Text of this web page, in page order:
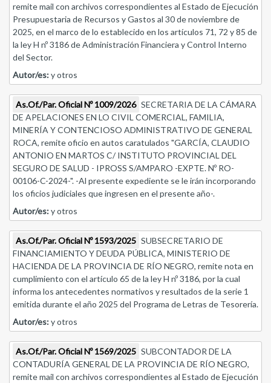
remite mail con archivos correspondientes al Estado de Ejecución
Presupuestaria de Recursos y Gastos al 30 de noviembre de
2025, en el marco de lo establecido en los artículos 71, 72 y 85 de
la ley H nº 3186 de Administración Financiera y Control Interno
del Sector.
Autor/es:y otros
As.Of./Par. Oficial Nº 1009/2026 SECRETARIA DE LA CÁMARA
DE APELACIONES EN LO CIVIL COMERCIAL, FAMILIA,
MINERÍA Y CONTENCIOSO ADMINISTRATIVO DE GENERAL
ROCA, remite oficio en autos caratulados "GARCÍA, CLAUDIO
ANTONIO EN MARTOS C/ INSTITUTO PROVINCIAL DEL
SEGURO DE SALUD - IPROSS S/AMPARO -EXPTE. Nº RO-
00106-C-2024-". -Al presente expediente se le irán incorporando
los oficios judiciales que ingresen en el presente año-.
Autor/es:y otros
As.Of./Par. Oficial Nº 1593/2025 SUBSECRETARIO DE
FINANCIAMIENTO Y DEUDA PÚBLICA, MINISTERIO DE
HACIENDA DE LA PROVINCIA DE RÍO NEGRO, remite nota en
cumplimiento con el artículo 65 de la ley H nº 3186, por la cual
informa los antecedentes normativos y resultados de la serie 1
emitida durante el año 2025 del Programa de Letras de Tesorería.
Autor/es:y otros
As.Of./Par. Oficial Nº 1569/2025 SUBCONTADOR DE LA
CONTADURÍA GENERAL DE LA PROVINCIA DE RÍO NEGRO,
remite mail con archivos correspondientes al Estado de Ejecución